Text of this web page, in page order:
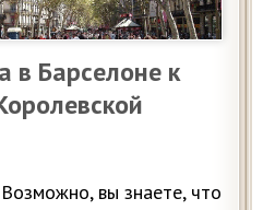
в Барселоне к
вы знаете, что